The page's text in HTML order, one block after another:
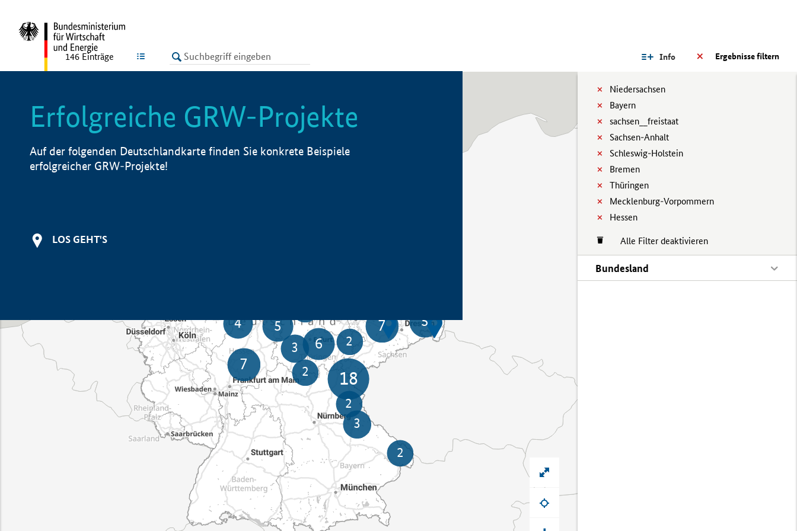
LISTE Ergebnisse filtern
Info
Niedersachsen
Bayern
sachsen__freistaat
Sachsen-Anhalt
Schleswig-Holstein
Bremen
Thüringen
Mecklenburg-Vorpommern
Hessen
Alle Filter deaktivieren
Bundesland
146 Einträge
Erfolgreiche GRW-Projekte
Auf der folgenden Deutschlandkarte finden Sie konkrete Beispiele
erfolgreicher GRW-Projekte!
LOS GEHT'S